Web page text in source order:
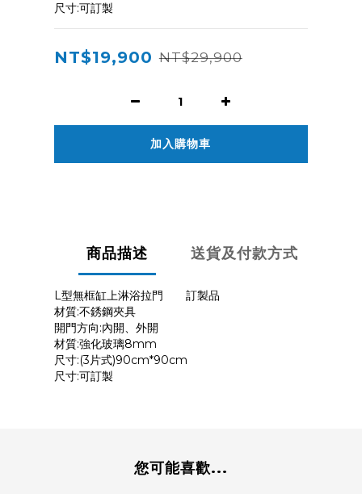
尺寸:可訂製
NT$19,900 NT$29,900
加入購物車
商品描述 送貨及付款方式
L型無框缸上淋浴拉門 訂製品
材質:不銹鋼夾具
開門方向:內開、外開
材質:強化玻璃8mm
尺寸:(3片式)90cm*90cm
尺寸:可訂製
您可能喜歡...